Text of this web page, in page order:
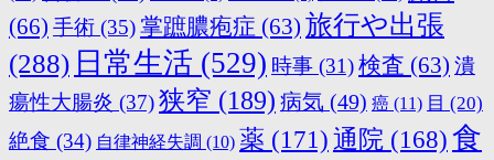
(66) 手術 (35)掌蹠膿疱症 (63) 旅行や出張
(288) 日常生活 (529) 時事 (31)検査 (63) 潰
瘍性大腸炎 (37)狭窄 (189) 病気 (49) 癌 (11) 目 (20)
絶食 (34) 自律神経失調 (10) 薬 (171)通院 (168)食